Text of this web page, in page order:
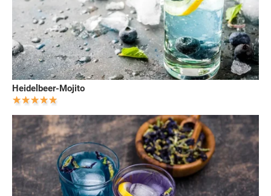
Heidelbeer-Mojito